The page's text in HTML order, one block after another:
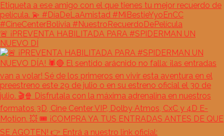
🚨 ¡PREVENTA HABILITADA PARA #SPIDERMAN UN
NUEVO DÍ